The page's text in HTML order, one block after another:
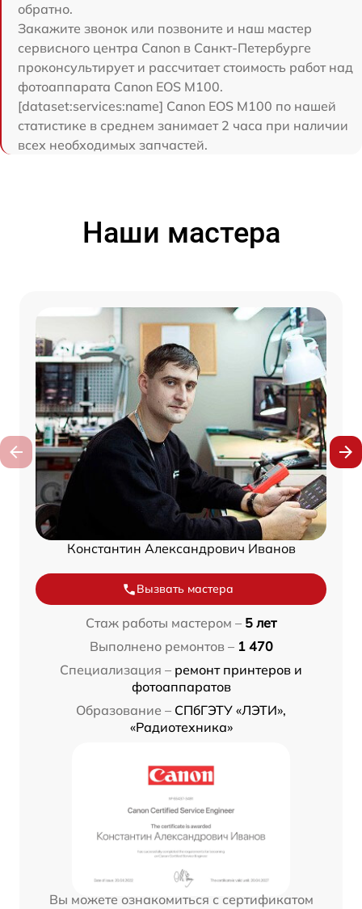
обратно.
Закажите звонок или позвоните и наш мастер
сервисного центра Canon в Санкт-Петербурге
проконсультирует и рассчитает стоимость работ над
фотоаппарата Canon EOS M100.
[dataset:services:name] Canon EOS M100 по нашей
статистике в среднем занимает 2 часа при наличии
всех необходимых запчастей.
Наши мастера
Константин Александрович Иванов
Вызвать мастера
Стаж работы мастером – 5 лет
Выполнено ремонтов – 1 470
Специализация – ремонт принтеров и
фотоаппаратов
Образование – СПбГЭТУ «ЛЭТИ»,
«Радиотехника»
Вы можете ознакомиться с сертификатом